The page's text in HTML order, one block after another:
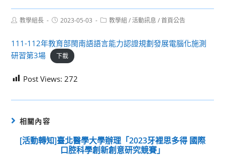
Post教學組長
Post2023-05-03
Post教學組 / 活動訊息 / 首頁公告
111-112年教育部閩南語語言能力認證規劃發展電腦化施測
研習第3場
下載
Post Views: 272
相關內容
[活動轉知]臺北醫學大學辦理「2023牙裡思多得 國際
口腔科學創新創意研究競賽」